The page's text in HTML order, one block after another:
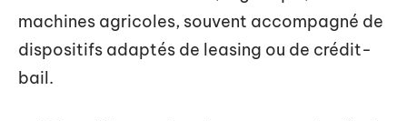
machines agricoles, souvent accompagné de
dispositifs adaptés de leasing ou de crédit-
bail.